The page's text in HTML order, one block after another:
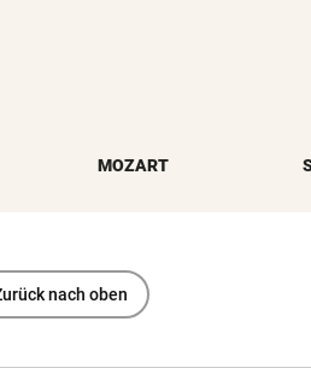
MOZART
nach oben